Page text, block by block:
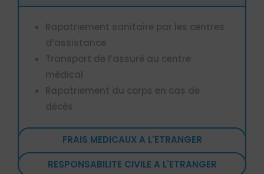
Rapatriement sanitaire par les centres
d’assistance
Transport de l’assuré au centre
médical
Rapatriement du corps en cas de
décès
FRAIS MEDICAUX A L'ETRANGER
RESPONSABILITE CIVILE A L'ETRANGER